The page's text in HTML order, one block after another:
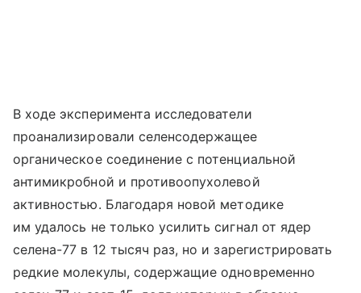
В ходе эксперимента исследователи
проанализировали селенсодержащее
органическое соединение с потенциальной
антимикробной и противоопухолевой
активностью. Благодаря новой методике
им удалось не только усилить сигнал от ядер
селена-77 в 12 тысяч раз, но и зарегистрировать
редкие молекулы, содержащие одновременно